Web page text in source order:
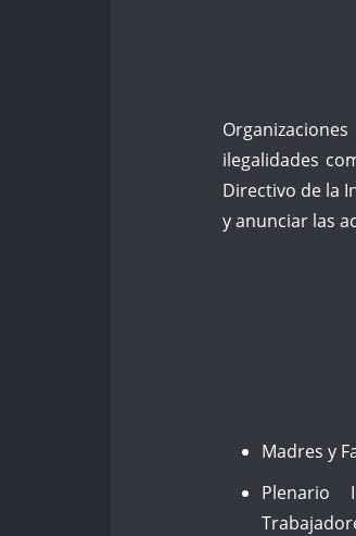
ilegalidades
Directivo de la
y anunciar las
Madres y
Plenario